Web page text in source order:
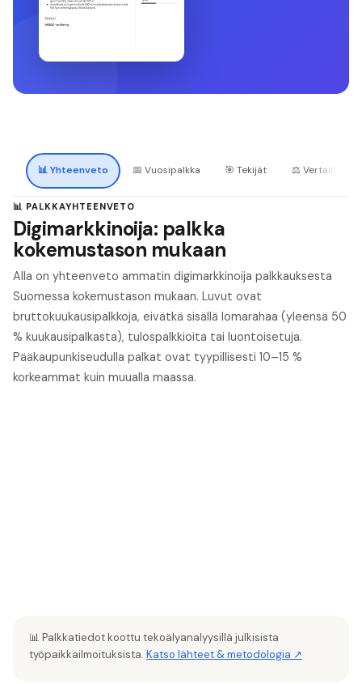
📊Yhteenveto 📅 Vuosipalkka 🎯 Tekijät ⚖️ Vertailu
📊 PALKKAYHTEENVETO
Digimarkkinoija: palkka
kokemustason mukaan
Alla on yhteenveto ammatin digimarkkinoija palkkauksesta
Suomessa kokemustason mukaan. Luvut ovat
bruttokuukausipalkkoja, eivätkä sisällä lomarahaa (yleensä 50
% kuukausipalkasta), tulospalkkioita tai luontoisetuja.
Pääkaupunkiseudulla palkat ovat tyypillisesti 10–15 %
korkeammat kuin muualla maassa.
📊 Palkkatiedot koottu tekoälyanalyysillä julkisista
työpaikkailmoituksista. Katso lähteet & metodologia ↗